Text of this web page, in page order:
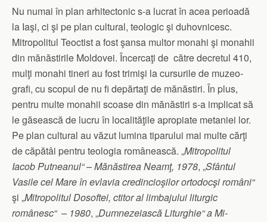
Nu numai în plan arhitectonic s-a lucrat în acea perioadă
la Iaşi, ci şi pe plan cultural, teologic şi duhovnicesc.
Mitropolitul Teoctist a fost şansa multor monahi şi monahii
din mănăs­tirile Moldovei. Încercaţi de către decretul 410,
mulţi monahi tineri au fost trimişi la cursurile de muzeo­
grafi, cu scopul de nu fi depăr­taţi de mănăstiri. În plus,
pentru multe monahii scoase din mănăstiri s-a implicat să
le găsească de lucru în localităţile apropiate metaniei lor.
Pe plan cultural au văzut lumina tipa­rului mai multe cărţi
de căpă­tâi pentru teologia româ­neas­că. „Mitropolitul
Iacob Putnea­nul“ – Mănăstirea Neamţ, 1978, „Sfântul
Vasile cel Mare în evlavia credincioşilor orto­docşi români“
şi „Mitropolitul Dosof­tei, ctitor al limbajului liturgic
românesc“ – 1980, „Dum­neze­iască Liturghie“ a Mi­